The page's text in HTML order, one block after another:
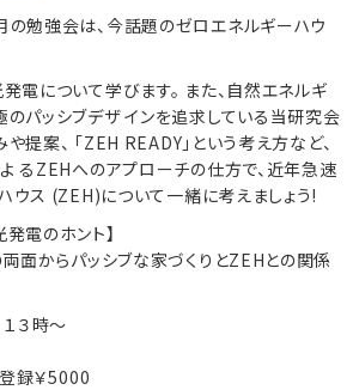
の勉強会は、今話題のゼロエネルギーハウ
電について学びます。 また、自然エネルギ
のパッシブデザ インを追求している当研究会
提案、 「ZEH READY」という考え方など、
るZEHへのアプローチの仕方で、近年急速
ウス (ZEH)について一緒に考えましょう!
電のホント】
両面からパッシブな家づくりとZEHとの関係
３時～
録￥5000